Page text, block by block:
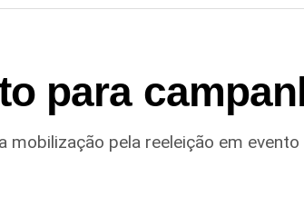
para
mobilização pela reeleição em